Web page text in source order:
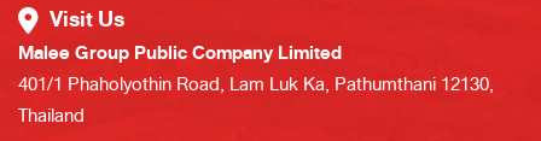
Visit Us
Malee Group Public Company Limited
401/1 Phaholyothin Road, Lam Luk Ka, Pathumthani 12130,
Thailand